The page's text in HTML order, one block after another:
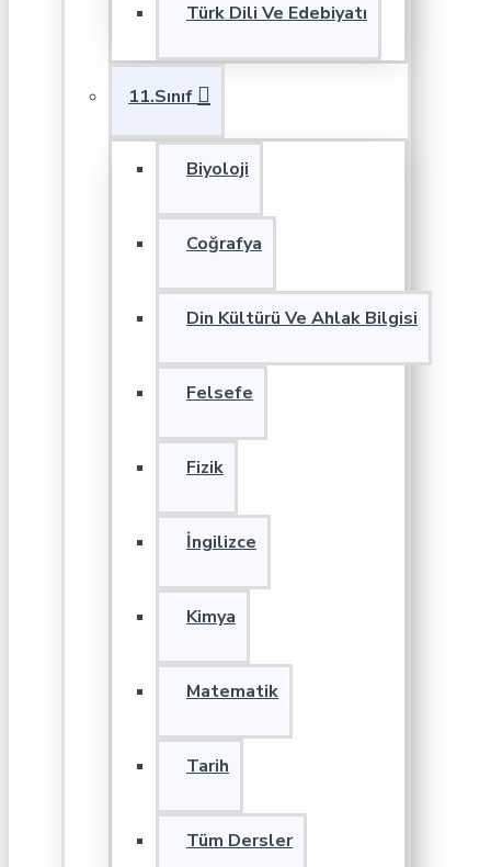
Türk Dili Ve Edebiyatı
11.Sınıf
Biyoloji
Coğrafya
Din Kültürü Ve Ahlak Bilgisi
Felsefe
Fizik
İngilizce
Kimya
Matematik
Tarih
Tüm Dersler